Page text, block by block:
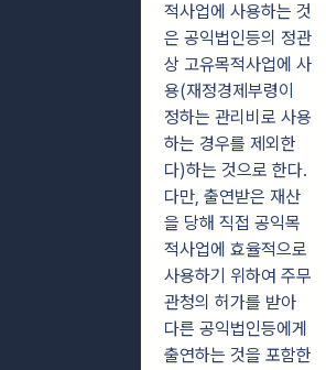
적사업에 사용하는 것
은 공익법인등의 정관
상 고유목적사업에 사
용(재정경제부령이
정하는 관리비로 사용
하는 경우를 제외한
다)하는 것으로 한다.
다만, 출연받은 재산
을 당해 직접 공익목
적사업에 효율적으로
사용하기 위하여 주무
관청의 허가를 받아
다른 공익법인등에게
출연하는 것을 포함한